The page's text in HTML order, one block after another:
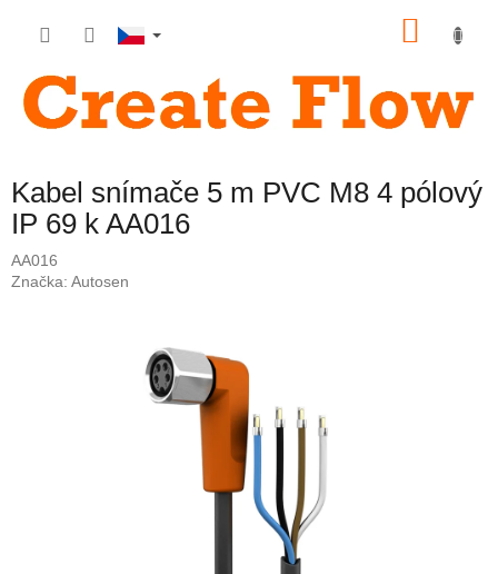
Kabel snímače 5 m PVC M8 4 pólový
IP 69 k AA016
AA016
Značka: Autosen